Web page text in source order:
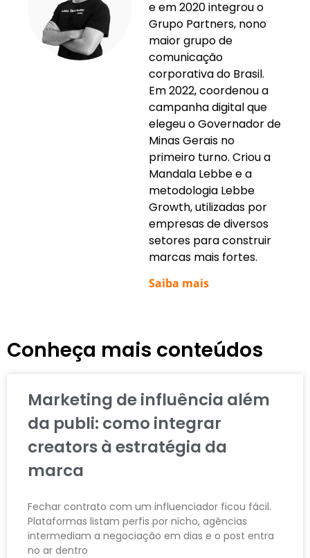
e em 2020 integrou o
Grupo Partners, nono
maior grupo de
comunicação
corporativa do Brasil.
Em 2022, coordenou a
campanha digital que
elegeu o Governador de
Minas Gerais no
primeiro turno. Criou a
Mandala Lebbe e a
metodologia Lebbe
Growth, utilizadas por
empresas de diversos
setores para construir
marcas mais fortes.
Saiba mais
Conheça mais conteúdos
Marketing de influência além
da publi: como integrar
creators à estratégia da
marca
Fechar contrato com um influenciador ficou fácil.
Plataformas listam perfis por nicho, agências
intermediam a negociação em dias e o post entra
no ar dentro